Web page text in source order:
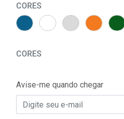
CORES
CORES
Avise-me quando chegar